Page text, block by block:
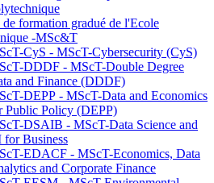
formation gradué de l'Ecole
-MSc&T
CyS - MScT-Cybersecurity (CyS)
DDDF - MScT-Double Degree
and Finance (DDDF)
DEPP - MScT-Data and Economics
Public Policy (DEPP)
DSAIB - MScT-Data Science and
for Business
EDACF - MScT-Economics, Data
and Corporate Finance